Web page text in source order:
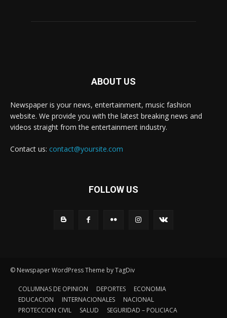
ABOUT US
Newspaper is your news, entertainment, music fashion
website. We provide you with the latest breaking news and
videos straight from the entertainment industry.
Contact us: contact@yoursite.com
FOLLOW US
© Newspaper WordPress Theme by TagDiv
COLUMNAS DE OPINION DEPORTES
ECONOMIA
EDUCACION
INTERNACIONALES
NACIONAL
PROTECCION CIVIL
SALUD
SEGURIDAD – POLICIACA